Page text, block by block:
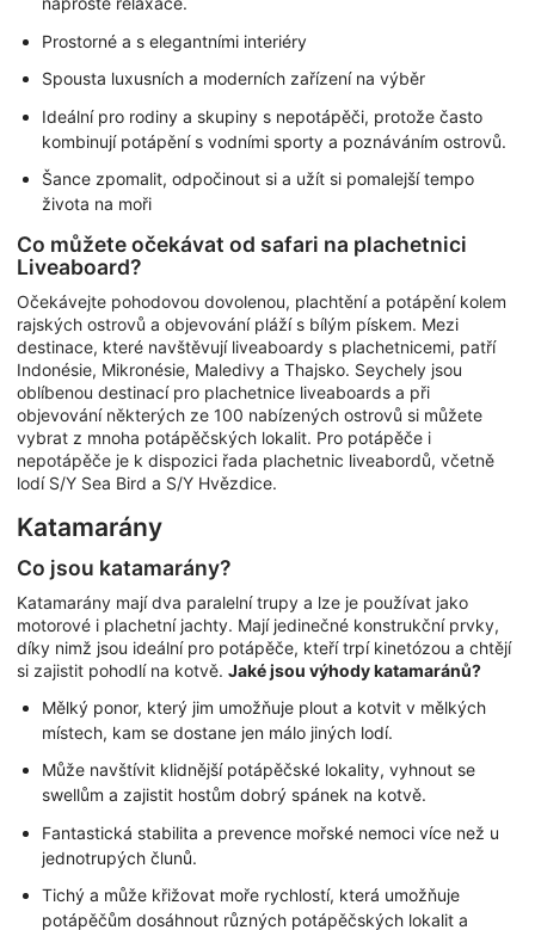
Prostorné a s elegantními interiéry
Spousta luxusních a moderních zařízení na výběr
Ideální pro rodiny a skupiny s nepotápěči, protože často
kombinují potápění s vodními sporty a poznáváním ostrovů.
Šance zpomalit, odpočinout si a užít si pomalejší tempo
života na moři
Co můžete očekávat od safari na plachetnici
Liveaboard?
Očekávejte pohodovou dovolenou, plachtění a potápění kolem
rajských ostrovů a objevování pláží s bílým pískem. Mezi
destinace, které navštěvují liveaboardy s plachetnicemi, patří
Indonésie, Mikronésie, Maledivy a Thajsko. Seychely jsou
oblíbenou destinací pro plachetnice liveaboards a při
objevování některých ze 100 nabízených ostrovů si můžete
vybrat z mnoha potápěčských lokalit. Pro potápěče i
nepotápěče je k dispozici řada plachetnic liveabordů, včetně
lodí S/Y Sea Bird a S/Y Hvězdice.
Katamarány
Co jsou katamarány?
Katamarány mají dva paralelní trupy a lze je používat jako
motorové i plachetní jachty. Mají jedinečné konstrukční prvky,
díky nimž jsou ideální pro potápěče, kteří trpí kinetózou a chtějí
si zajistit pohodlí na kotvě. Jaké jsou výhody katamaránů?
Mělký ponor, který jim umožňuje plout a kotvit v mělkých
místech, kam se dostane jen málo jiných lodí.
Může navštívit klidnější potápěčské lokality, vyhnout se
swellům a zajistit hostům dobrý spánek na kotvě.
Fantastická stabilita a prevence mořské nemoci více než u
jednotrupých člunů.
Tichý a může křižovat moře rychlostí, která umožňuje
potápěčům dosáhnout různých potápěčských lokalit a